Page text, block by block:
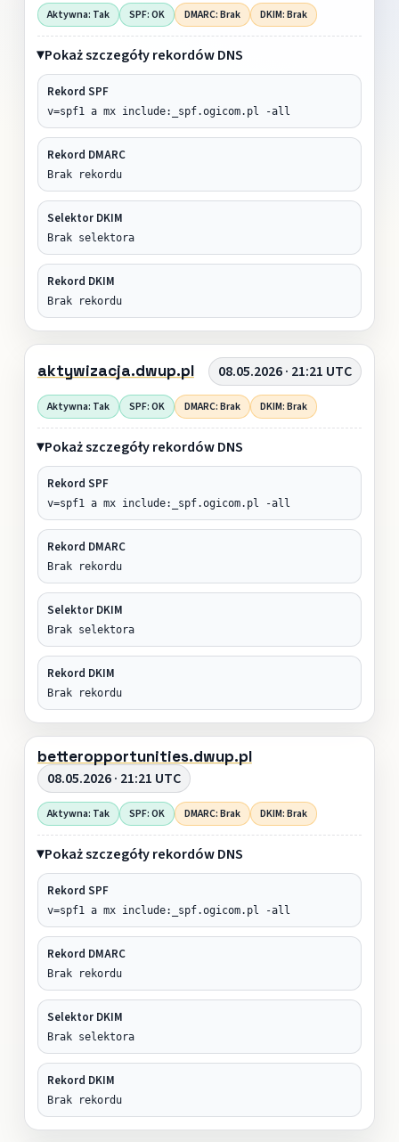
Aktywna: Tak SPF: OK DMARC: Brak DKIM: Brak
Pokaż szczegóły rekordów DNS
Rekord SPF
v=spf1 a mx include:_spf.ogicom.pl -all
Rekord DMARC
Brak rekordu
Selektor DKIM
Brak selektora
Rekord DKIM
Brak rekordu
aktywizacja.dwup.pl 08.05.2026 · 21:21 UTC
Aktywna: Tak SPF: OK DMARC: Brak DKIM: Brak
Pokaż szczegóły rekordów DNS
Rekord SPF
v=spf1 a mx include:_spf.ogicom.pl -all
Rekord DMARC
Brak rekordu
Selektor DKIM
Brak selektora
Rekord DKIM
Brak rekordu
betteropportunities.dwup.pl
08.05.2026 · 21:21 UTC
Aktywna: Tak SPF: OK DMARC: Brak DKIM: Brak
Pokaż szczegóły rekordów DNS
Rekord SPF
v=spf1 a mx include:_spf.ogicom.pl -all
Rekord DMARC
Brak rekordu
Selektor DKIM
Brak selektora
Rekord DKIM
Brak rekordu